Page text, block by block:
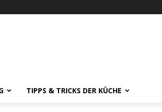
TIPPS & TRICKS DER KÜCHE